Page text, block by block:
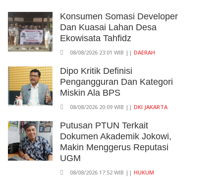
Konsumen Somasi Developer
Dan Kuasai Lahan Desa
Ekowisata Tahfidz
08/08/2026 23:01 WIB || DAERAH
Dipo Kritik Definisi
Pengangguran Dan Kategori
Miskin Ala BPS
08/08/2026 20:09 WIB || DKI JAKARTA
Putusan PTUN Terkait
Dokumen Akademik Jokowi,
Makin Menggerus Reputasi
UGM
08/08/2026 17:52 WIB || HUKUM